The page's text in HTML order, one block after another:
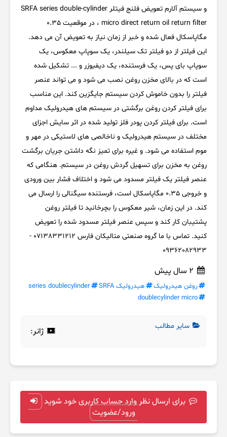
و سیستم آلارم تعویض فلنج فیتلر SRFA series double-cylinder
micro direct return oil return filter ، در موقعیت 0.35
مگاپاسکال فعال شده و خبر از زمان نیاز به تعویض آن می دهد.
این فیلتر از دو فیلتر تک سیلندر، یک سوپاپ معکوس، یک
سوپاپ بای پس، یک فرستنده، یک دیفیوزر و ... تشکیل شده
است که در بالای مخزن روغن نصب می شود و می تواند عنصر
فیلتر را بدون خاموش کردن سیستم جایگزین کند. این مناسب
برای فیلتر کردن روغن برگشتی در سیستم های هیدرولیک مداوم
است. برای فیلتر کردن پودر فلز تولید شده در اثر سایش اجزای
مختلف در سیستم هیدرولیک و ناخالصی های لاستیکی در مهر و
موم استفاده می شود. و غیره برای تمیز نگه داشتن جریان برگشت
روغن به مخزن برای تسهیل گردش روغن در سیستم. هنگامی که
عنصر فیلتر یک فیلتر مسدود می شود و اختلاف فشار بین ورودی
و خروجی 0.35 مگاپاسکال است، فرستنده سیگنالی را ارسال می
کند. در این زمان، شیر معکوس را بچرخانید تا فیلتر روغن
پشتیبان کار کند و سپس عنصر فیلتر مسدود شده را تعویض
کنید. تماس با ما گروه صنعتی متالیکان فارس 07138331212 -
09362082933
روغن هیدرولیک هیدرولیک SRFA
series doublecylinder
doublecylinder micro
سایر مطالب ژانر:
برای ارسال نظر وارد حساب کاربری خود شوید
ورود/عضویت